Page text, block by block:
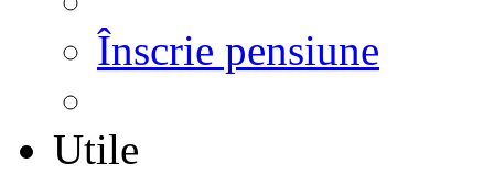
Înscrie pensiune
Utile